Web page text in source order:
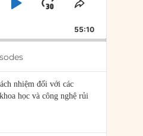
PLAYJUMP
FORWARD
SHARE
EPISODE
55:10
nhiệm đối với các
học và công nghệ rủi